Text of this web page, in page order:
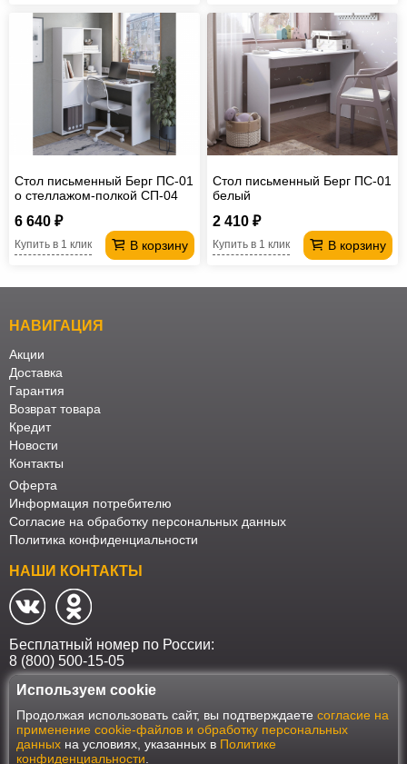
Стол письменный Берг ПС-01
о стеллажом-полкой СП-04
6 640 ₽
В корзину
Купить в 1 клик
Стол письменный Берг ПС-01
белый
2 410 ₽
В корзину
Купить в 1 клик
НАВИГАЦИЯ
Акции
Доставка
Гарантия
Возврат товара
Кредит
Новости
Контакты
Оферта
Информация потребителю
Согласие на обработку персональных данных
Политика конфиденциальности
НАШИ КОНТАКТЫ
Бесплатный номер по России:
8 (800) 500-15-05
Наш интернет-магазин работает в соответствии с требованиями
Федерального закона от 27 июля 2006 года №152-ФЗ "О персональных
данных". Оформить заказ на сайте Мебеласка возможно только при
наличии согласия на обработку Ваших персональных данных. Для
улучшения работы сайта и его взаимодействия с пользователями мы
Используем cookie
Продолжая использовать сайт, вы подтверждаете согласие на
применение cookie-файлов и обработку персональных
данных на условиях, указанных в Политике
конфиденциальности